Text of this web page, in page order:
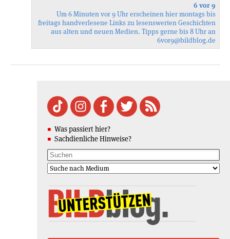
6 vor 9
Um 6 Minuten vor 9 Uhr erscheinen hier montags bis
freitags handverlesene Links zu lesenswerten Geschichten
aus alten und neuen Medien. Tipps gerne bis 8 Uhr an
6vor9@bildblog.de
Was passiert hier?
Sachdienliche Hinweise?